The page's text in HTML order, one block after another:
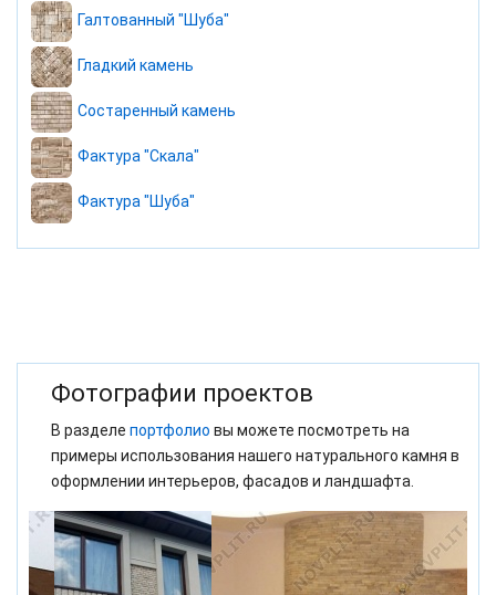
Галтованный "Шуба"
Гладкий камень
Состаренный камень
Фактура "Скала"
Фактура "Шуба"
Фотографии проектов
В разделе портфолио вы можете посмотреть на
примеры использования нашего натурального камня в
оформлении интерьеров, фасадов и ландшафта.